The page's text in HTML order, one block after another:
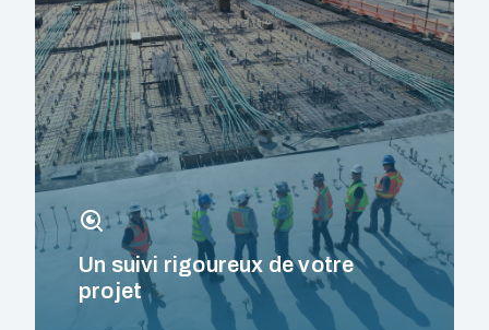
Un suivi rigoureux de votre
projet